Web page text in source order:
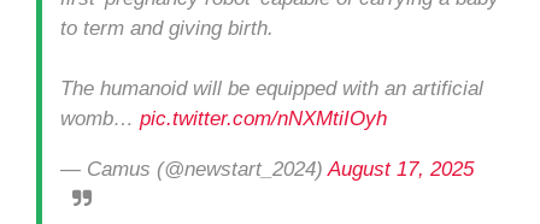
to term and giving birth.
The humanoid will be equipped with an artificial
womb… pic.twitter.com/nNXMtiIOyh
— Camus (@newstart_2024)August 17, 2025